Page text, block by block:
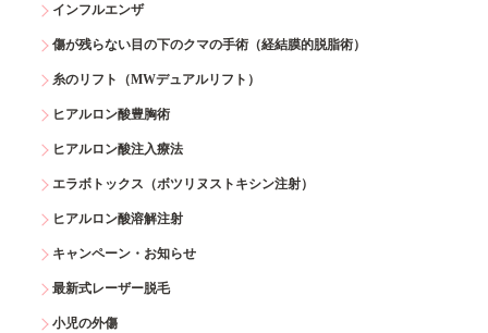
インフルエンザ
傷が残らない目の下のクマの手術（経結膜的脱脂術）
糸のリフト（MWデュアルリフト）
ヒアルロン酸豊胸術
ヒアルロン酸注入療法
エラボトックス（ボツリヌストキシン注射）
ヒアルロン酸溶解注射
キャンペーン・お知らせ
最新式レーザー脱毛
小児の外傷